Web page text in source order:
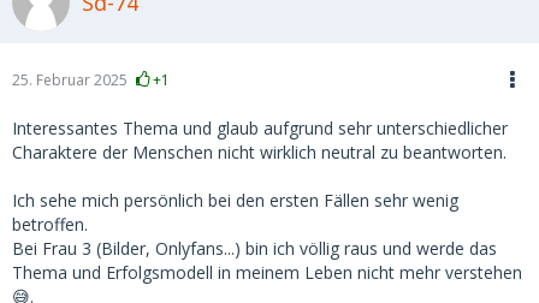
25. Februar 2025 +1
Interessantes Thema und glaub aufgrund sehr unterschiedlicher
Charaktere der Menschen nicht wirklich neutral zu beantworten.
Ich sehe mich persönlich bei den ersten Fällen sehr wenig
betroffen.
Bei Frau 3 (Bilder, Onlyfans...) bin ich völlig raus und werde das
Thema und Erfolgsmodell in meinem Leben nicht mehr verstehen
😅.